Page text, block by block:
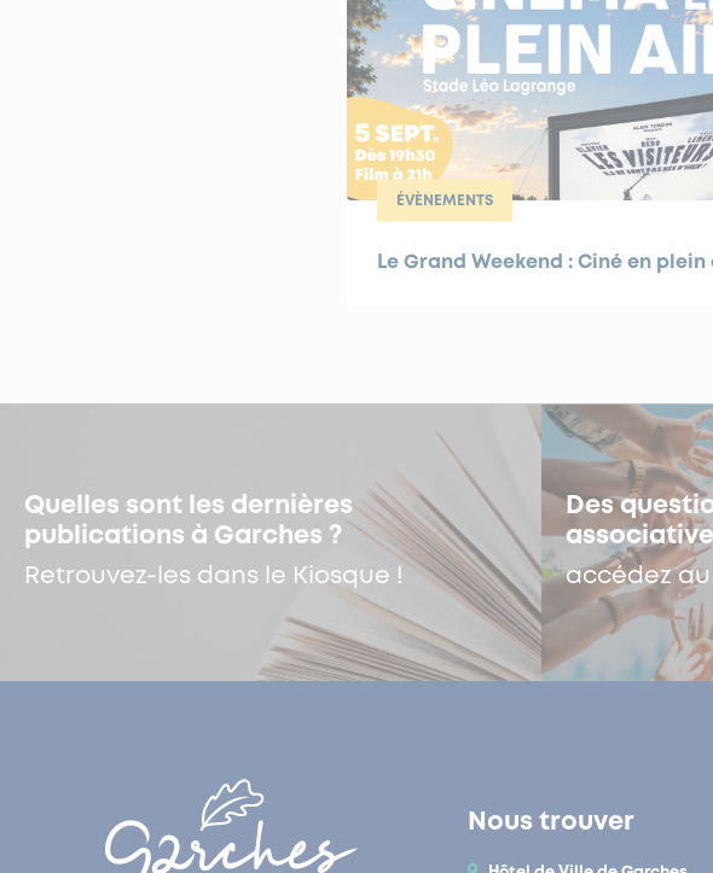
ÉVÈNEMENTS
Le Grand Weekend : Ciné en plein
Quelles sont les dernières
publications à Garches ?
Retrouvez-les dans le Kiosque !
Des
associative
accédez
Nous trouver